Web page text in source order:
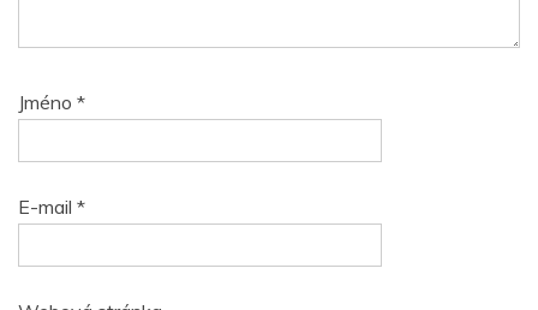
Jméno *
E-mail *